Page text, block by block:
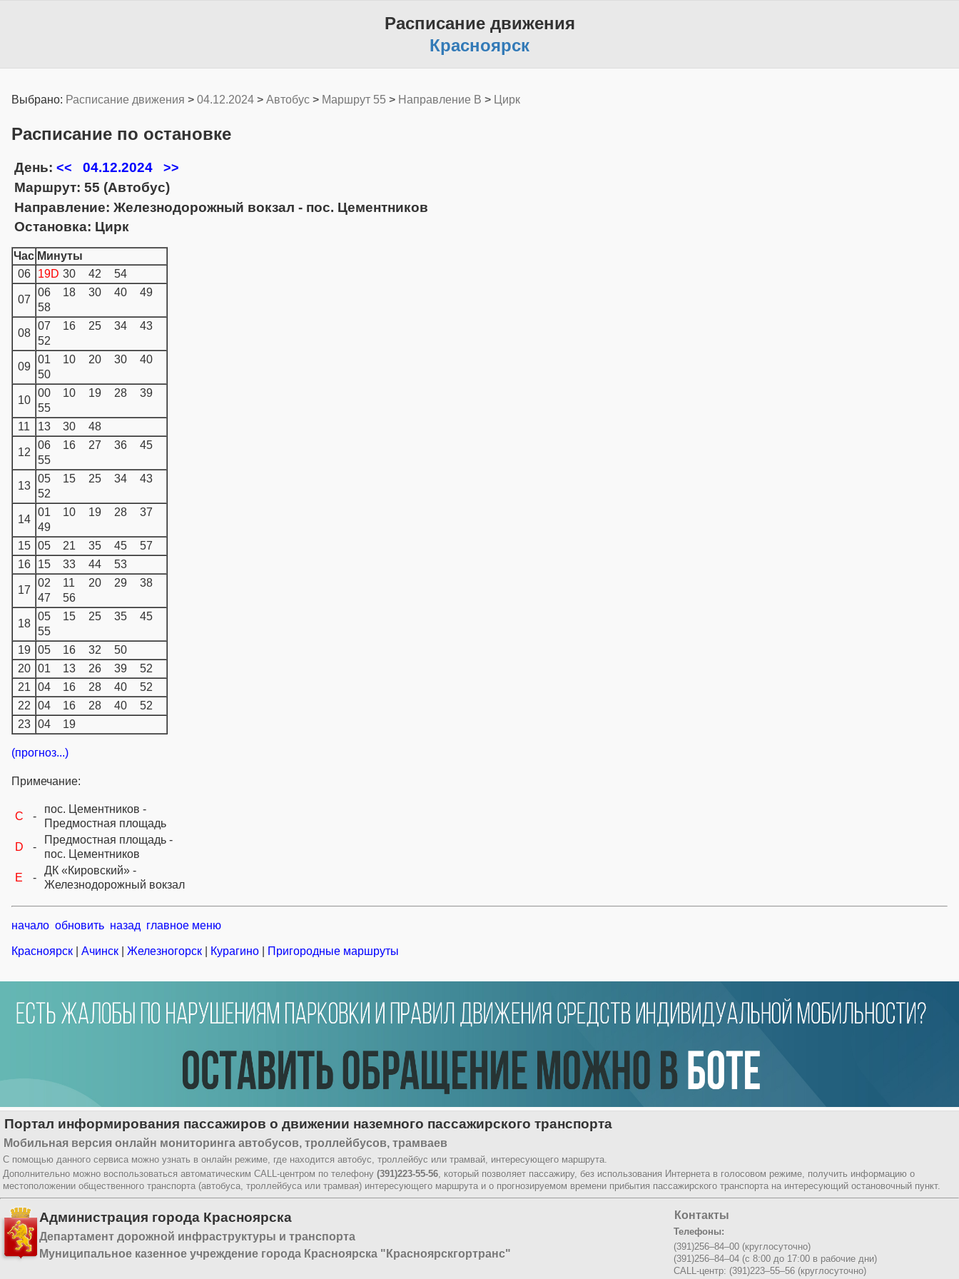
Расписание движения
Красноярск
Выбрано: Расписание движения > 04.12.2024 > Автобус > Маршрут 55 > Направление B > Цирк
Расписание по остановке
День: << 04.12.2024 >>
Маршрут: 55 (Автобус)
Направление: Железнодорожный вокзал - пос. Цементников
Остановка: Цирк
Час Минуты
06
19D 30 42 54
07
06 18 30 40
49
58
08
07 16 25 34
43
52
09
01 10 20 30
40
50
10
00 10 19 28
39
55
11
13 30 48
12
06 16 27 36
45
55
13
05 15 25 34
43
52
14
01 10 19 28
37
49
15
05 21 35 45
57
16
15 33 44 53
17
02 11 20 29
38
47
56
18
05 15 25 35
45
55
19
05 16 32
50
20
01 13 26 39
52
21
04 16 28 40
52
22
04 16 28 40
52
23
04 19
(прогноз...)
Примечание:
C -
пос. Цементников -
Предмостная площадь
D
-
Предмостная площадь -
пос. Цементников
E
-
ДК «Кировский» -
Железнодорожный вокзал
начало обновить назад главное меню
Красноярск Ачинск Железногорск Курагино Пригородные маршруты
Портал информирования пассажиров о движении наземного пассажирского транспорта
Мобильная версия онлайн мониторинга автобусов, троллейбусов, трамваев
С помощью данного сервиса можно узнать в онлайн режиме, где находится автобус, троллейбус или трамвай, интересующего маршрута.
Дополнительно можно воспользоваться автоматическим CALL-центром по телефону (391)223-55-56, который позволяет пассажиру, без использования Интернета в голосовом режиме, получить информацию о
местоположении общественного транспорта (автобуса, троллейбуса или трамвая) интересующего маршрута и о прогнозируемом времени прибытия пассажирского транспорта на интересующий остановочный пункт.
Администрация города Красноярска
Департамент дорожной инфраструктуры и транспорта
Муниципальное казенное учреждение города Красноярска "Красноярскгортранс"
Контакты
Телефоны:
(391)256–84–00 (круглосуточно)
(391)256–84–04 (с 8:00 до 17:00 в рабочие дни)
CALL-центр: (391)223–55–56 (круглосуточно)